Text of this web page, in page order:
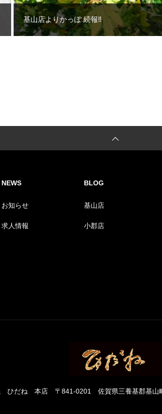
基山店よりかっぽ 続報‼︎
NEWS
お知らせ
求人情報
BLOG
基山店
小郡店
ひだね 本店 〒841-0201 佐賀県三養基郡基山